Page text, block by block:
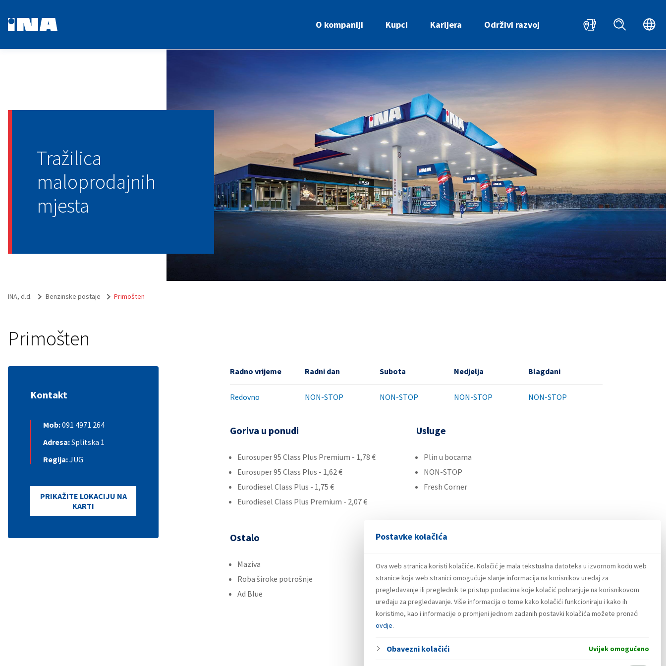
Postavke kolačića
Ova web stranica koristi kolačiće. Kolačić je mala tekstualna datoteka u izvornom kodu web
stranice koja web stranici omogućuje slanje informacija na korisnikov uređaj za
pregledavanje ili preglednik te pristup podacima koje kolačić pohranjuje na korisnikovom
uređaju za pregledavanje. Više informacija o tome kako kolačići funkcioniraju i kako ih
koristimo, kao i informacije o promjeni jednom zadanih postavki kolačića možete pronaći
ovdje.
Obavezni kolačići Uvijek omogućeno
O kompaniji Kupci Karijera Održivi razvoj HR EN
Tražilica
maloprodajnih
mjesta
INA, d.d. Benzinske postaje Primošten
Primošten
Kontakt
Mob:091 4971 264
Adresa:Splitska 1
Regija:JUG
PRIKAŽITE LOKACIJU NA
KARTI
Radno vrijeme Radni dan Subota Nedjelja Blagdani
Redovno NON-STOP NON-STOP NON-STOP NON-STOP
Goriva u ponudi
Eurosuper 95 Class Plus Premium - 1,78 €
Eurosuper 95 Class Plus - 1,62 €
Eurodiesel Class Plus - 1,75 €
Eurodiesel Class Plus Premium - 2,07 €
Ostalo
Maziva
Roba široke potrošnje
Ad Blue
Usluge
Plin u bocama
NON-STOP
Fresh Corner